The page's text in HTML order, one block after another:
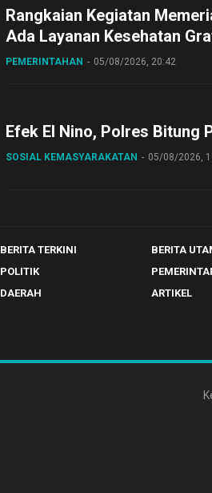
Rangkaian Kegiatan
Ada Layanan Kesehatan
Sirajudin Lasena Ikut Jalan
PEMERINTAHAN 05/08/2026, 20:42
Efek El Nino, Polres Bitung
SOSIAL KEMASYARAKATAN 05/08/2026,
BERITA TERKINI BERITA
POLITIK
DAERAH ARTIKEL